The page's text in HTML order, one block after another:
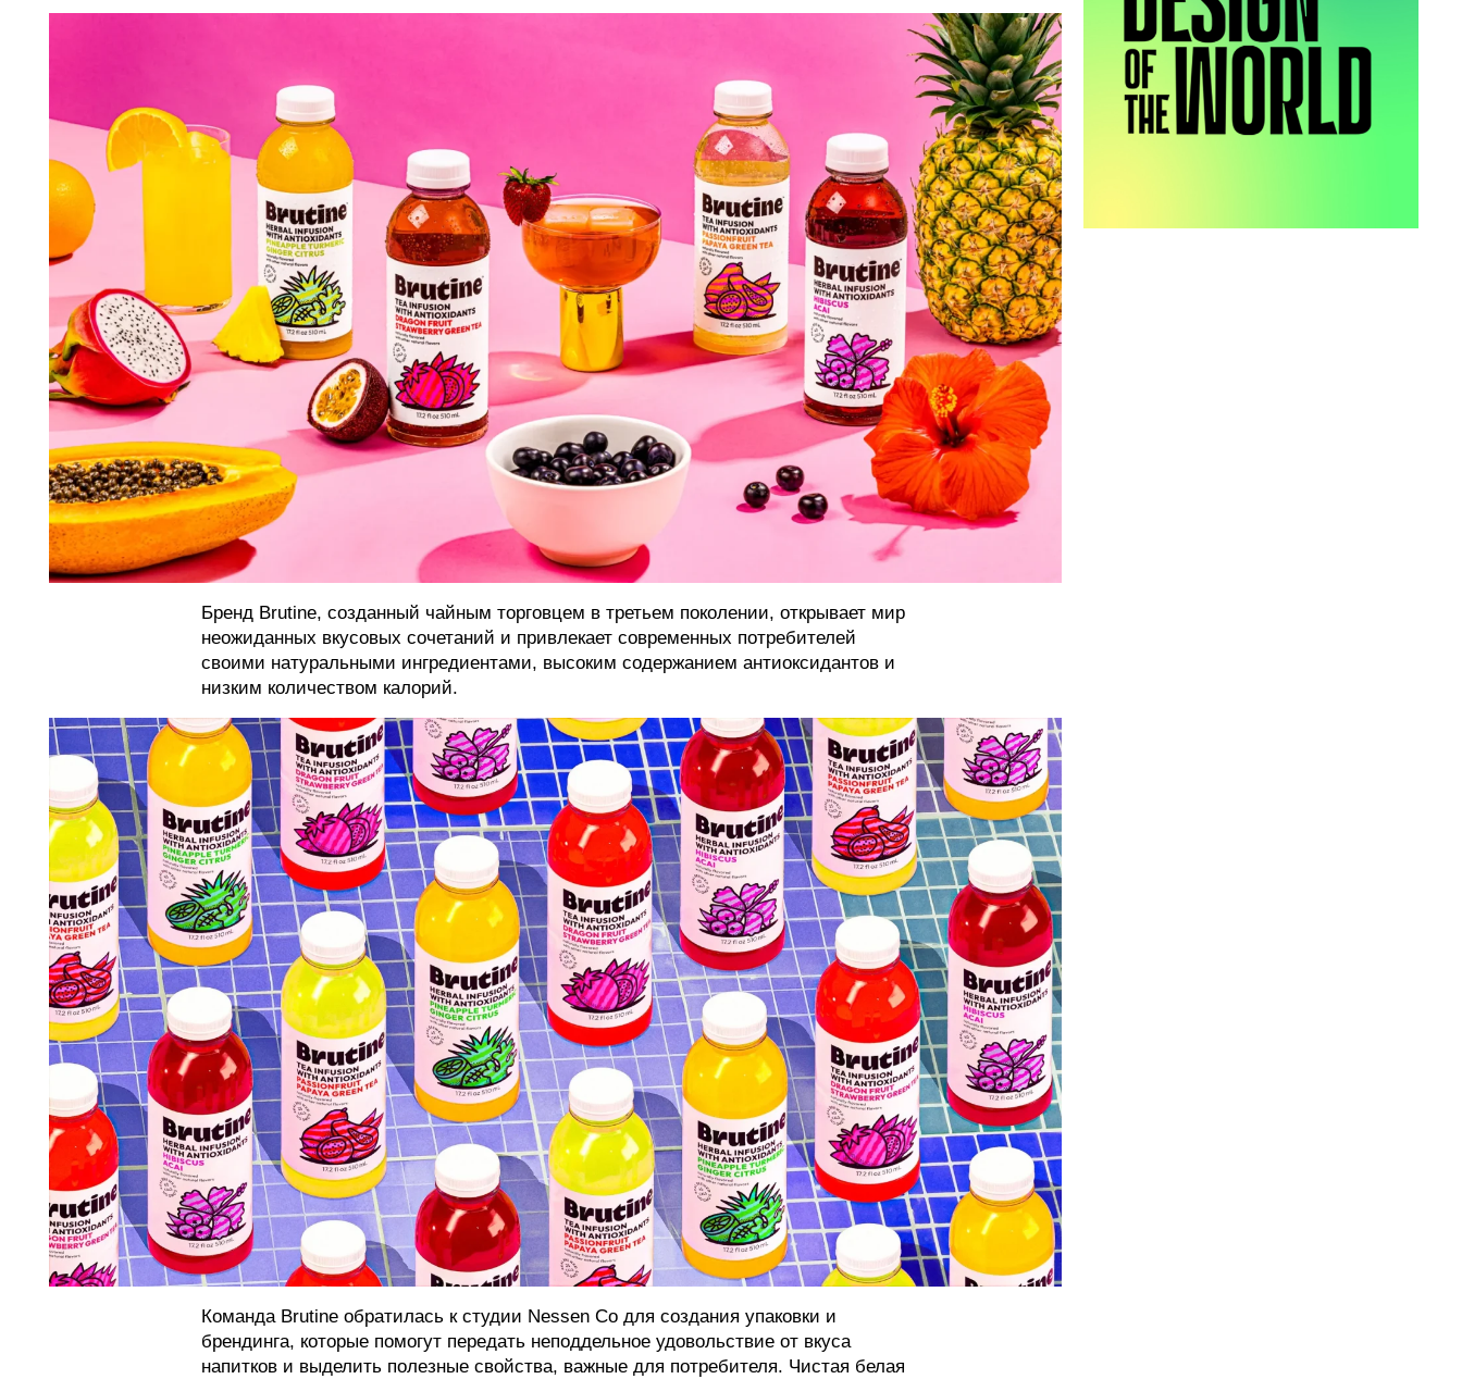
Бренд Brutine, созданный чайным торговцем в третьем поколении, открывает мир
неожиданных вкусовых сочетаний и привлекает современных потребителей
своими натуральными ингредиентами, высоким содержанием антиоксидантов и
низким количеством калорий.
Команда Brutine обратилась к студии Nessen Co для создания упаковки и
брендинга, которые помогут передать неподдельное удовольствие от вкуса
напитков и выделить полезные свойства, важные для потребителя. Чистая белая
ТИПОГРАФИКА
ИСТОРИИ БРЕНДОВ
О ПРОЕКТЕ
РЕКЛАМА
КОНТАКТЫ